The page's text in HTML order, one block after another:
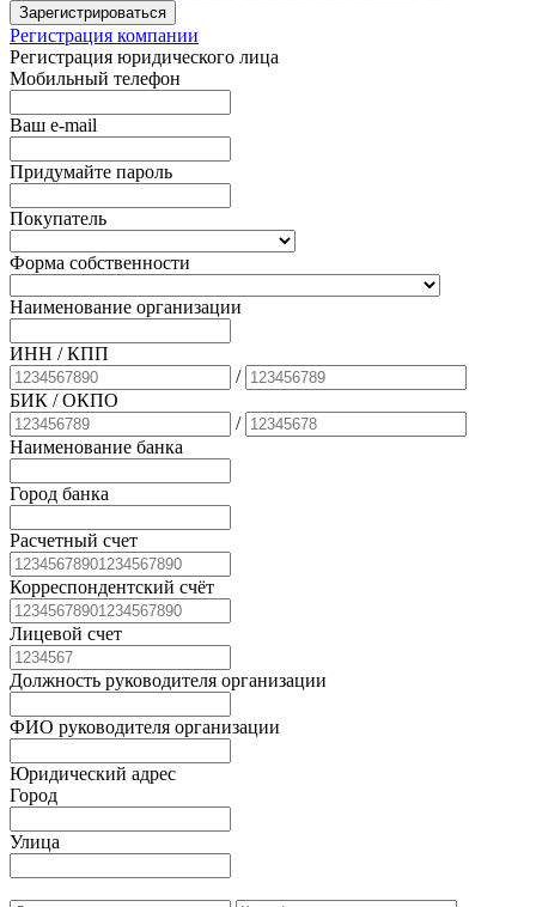
Зарегистрироваться
Регистрация компании
Регистрация юридического лица
Мобильный телефон
Ваш e-mail
Придумайте пароль
Покупатель
Форма собственности
Наименование организации
ИНН / КПП
/
БИК / ОКПО
/
Наименование банка
Город банка
Расчетный счет
Корреспондентский счёт
Лицевой счет
Должность руководителя организации
ФИО руководителя организации
Юридический адрес
Город
Улица